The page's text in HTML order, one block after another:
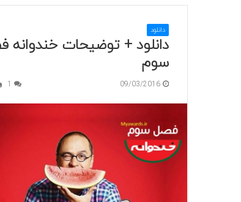
دانلود
دانلود + توضیحات خندوانه
سوم
09/03/2016
1